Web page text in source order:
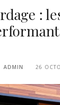
:
ADMIN 26